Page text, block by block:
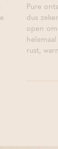
Pure
dus
open
rust,